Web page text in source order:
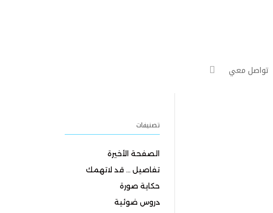
تواصل معي
تصنيفات
الصفحة الأخيرة
تفاصيل … قد لاتهمك
حكاية صورة
دروس ضوئية